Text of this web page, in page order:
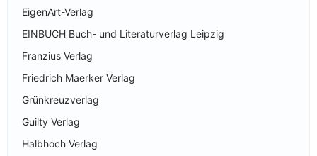
EigenArt-Verlag
EINBUCH Buch- und Literaturverlag Leipzig
Franzius Verlag
Friedrich Maerker Verlag
Grünkreuzverlag
Guilty Verlag
Halbhoch Verlag